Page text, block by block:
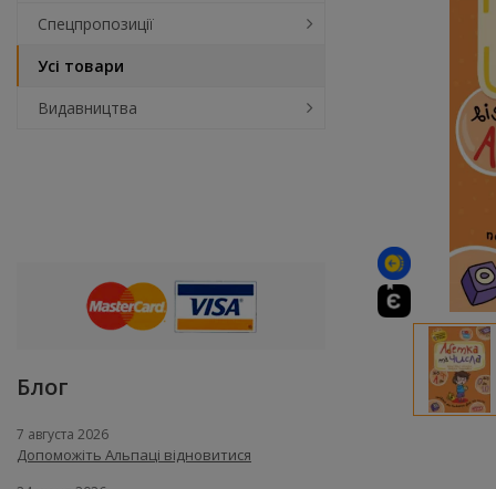
Спецпропозиції
Усі товари
Видавництва
Блог
7 августа 2026
Допоможіть Альпаці відновитися